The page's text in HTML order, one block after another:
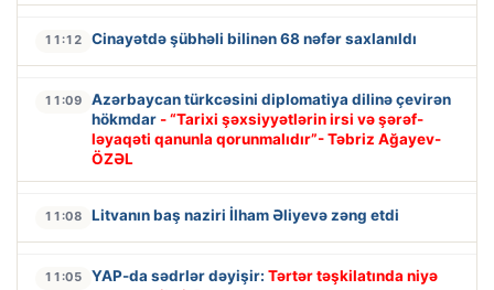
11:12 Cinayətdə şübhəli bilinən 68 nəfər saxlanıldı
11:09
Azərbaycan türkcəsini diplomatiya dilinə çevirən
hökmdar - “Tarixi şəxsiyyətlərin irsi və şərəf-
ləyaqəti qanunla qorunmalıdır”- Təbriz Ağayev-
ÖZƏL
11:08 Litvanın baş naziri İlham Əliyevə zəng etdi
11:05 YAP-da sədrlər dəyişir: Tərtər təşkilatında niyə